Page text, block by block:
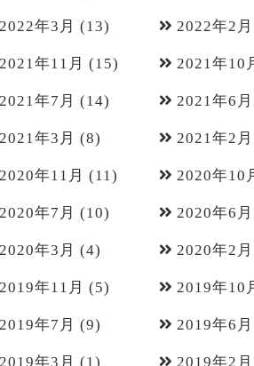
2022年3月 (13) 2022年2月
2021年11月 (15) 2021年10
2021年7月 (14) 2021年6月
2021年3月 (8) 2021年2月
2020年11月 (11) 2020年10
2020年7月 (10) 2020年6月
2020年3月 (4) 2020年2月
2019年11月 (5) 2019年10
2019年7月 (9) 2019年6月
2019年3月 (1) 2019年2月